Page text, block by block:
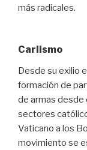
más radicales.
Carlismo
Desde su exilio
formación de
de armas desde
sectores
Vaticano a los
movimiento se